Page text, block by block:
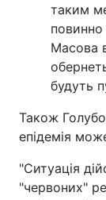
таким
Масова
будуть
Також
епідемія
"Ситуація
"червоних"